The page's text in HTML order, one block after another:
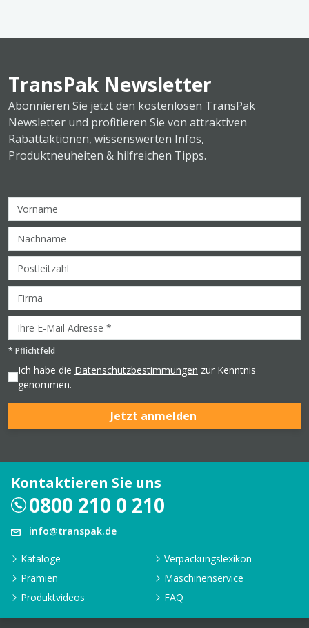
TransPak Newsletter
Abonnieren Sie jetzt den kostenlosen TransPak
Newsletter und profitieren Sie von attraktiven
Rabattaktionen, wissenswerten Infos,
Produktneuheiten & hilfreichen Tipps.
* Pflichtfeld
Ich habe die Datenschutzbestimmungen zur Kenntnis
genommen.
Jetzt anmelden
Kontaktieren Sie uns
0800 210 0 210
info@transpak.de
Kataloge
Verpackungslexikon
Prämien
Maschinenservice
Produktvideos
FAQ